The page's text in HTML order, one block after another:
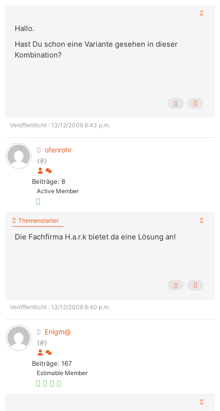
Hallo.
Hast Du schon eine Variante gesehen in dieser
Kombination?
Veröffentlicht : 13/12/2009 6:43 p.m.
ofenrohr
(@)
Beiträge: 8
Active Member
Themenstarter
Die Fachfirma H.a.r.k bietet da eine Lösung an!
Veröffentlicht : 13/12/2009 8:40 p.m.
Enigm@
(@)
Beiträge: 167
Estimable Member